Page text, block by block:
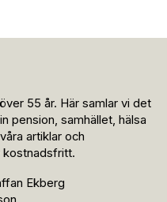
55 år. Här samlar vi det
pension, samhället, hälsa
artiklar och
kostnadsfritt.
Ekberg